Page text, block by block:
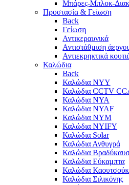
Μπάρες-Μπλοκ-
Προστασία & Γείωση
Back
Γείωση
Αντικεραυνικά
Αντιστάθμιση
Αντιεκρηκτικά
Καλώδια
Back
Καλώδια NYY
Καλώδια CCTV
Καλώδια NYA
Καλώδια NYAF
Καλώδια NYΜ
Καλώδια ΝΥΙFY
Καλώδια Solar
Καλώδια Ανθυγρά
Καλώδια
Καλώδια Εύκαμπτα
Καλώδια Καουτσούκ
Καλώδια Σιλικόνης